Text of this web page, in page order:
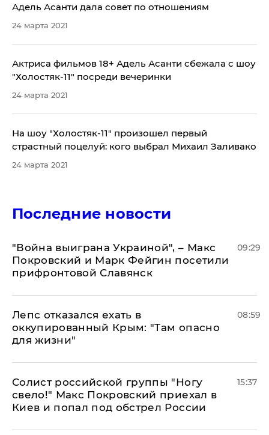
Адель Асанти дала совет по отношениям
24 марта 2021
Актриса фильмов 18+ Адель Асанти сбежала с шоу
"Холостяк-11" посреди вечеринки
24 марта 2021
На шоу "Холостяк-11" произошел первый
страстный поцелуй: кого выбрал Михаил Заливако
24 марта 2021
Последние новости
"Война выиграна Украиной", – Макс
Покровский и Марк Фейгин посетили
прифронтовой Славянск
09:29
Лепс отказался ехать в
оккупированный Крым: "Там опасно
для жизни"
08:59
Солист российской группы "Ногу
свело!" Макс Покровский приехал в
Киев и попал под обстрел России
15:37